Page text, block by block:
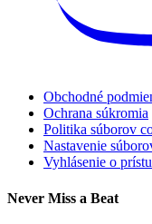
Obchodné
Ochrana súkromia
Politika súborov
Nastavenie
Vyhlásenie o
Never Miss a Beat